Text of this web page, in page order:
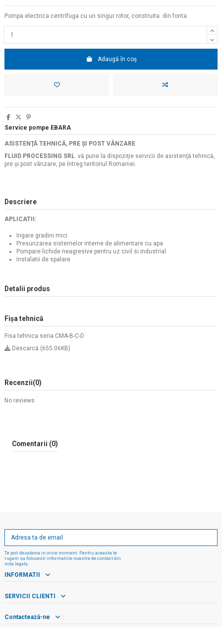
Pompa electrica centrifuga cu un singur rotor, construita din fonta
Adaugă în coș
Service pompe EBARA
ASISTENŢĂ TEHNICĂ, PRE ŞI POST VÂNZARE
FLUID PROCESSING SRL vă pune la dispoziţie servicii de asistenţă tehnică,
pre şi post vânzare, pe întreg teritoriul Romaniei.
Descriere
APLICATII:
Irigare gradini mici
Presurizarea sistemelor interne de alimentare cu apa
Pompare lichide neagresive pentru uz civil si industrial
Instalatii de spalare
Detalii produs
Fișa tehnică
Fisa tehnica seria CMA-B-C-D
Descarcă (655.06KB)
Recenzii(0)
No reviews
Comentarii (0)
Te poti dezabona in orice moment. Pentru aceasta te
rugam sa folosesti informatiile noastre de contact din
nota legala.
INFORMATII
SERVICII CLIENTI
Contactează-ne